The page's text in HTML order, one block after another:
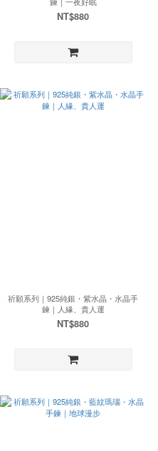
NT$880
祈願系列｜925純銀・紫水晶・水晶手
鍊｜人緣、貴人運
NT$880